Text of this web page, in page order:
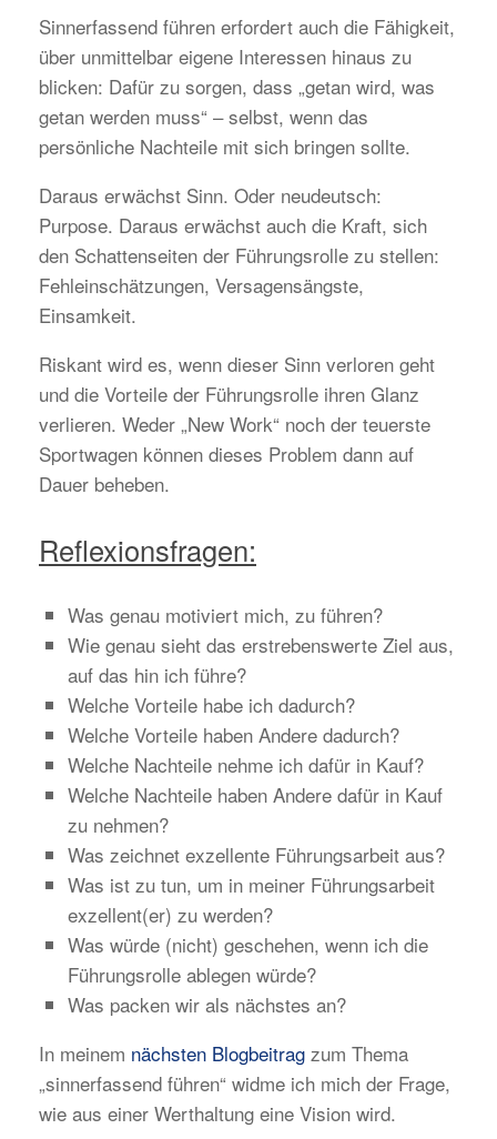
Sinnerfassend führen erfordert auch die Fähigkeit,
über unmittelbar eigene Interessen hinaus zu
blicken: Dafür zu sorgen, dass „getan wird, was
getan werden muss“ – selbst, wenn das
persönliche Nachteile mit sich bringen sollte.
Daraus erwächst Sinn. Oder neudeutsch:
Purpose. Daraus erwächst auch die Kraft, sich
den Schattenseiten der Führungsrolle zu stellen:
Fehleinschätzungen, Versagensängste,
Einsamkeit.
Riskant wird es, wenn dieser Sinn verloren geht
und die Vorteile der Führungsrolle ihren Glanz
verlieren. Weder „New Work“ noch der teuerste
Sportwagen können dieses Problem dann auf
Dauer beheben.
Reflexionsfragen:
Was genau motiviert mich, zu führen?
Wie genau sieht das erstrebenswerte Ziel aus,
auf das hin ich führe?
Welche Vorteile habe ich dadurch?
Welche Vorteile haben Andere dadurch?
Welche Nachteile nehme ich dafür in Kauf?
Welche Nachteile haben Andere dafür in Kauf
zu nehmen?
Was zeichnet exzellente Führungsarbeit aus?
Was ist zu tun, um in meiner Führungsarbeit
exzellent(er) zu werden?
Was würde (nicht) geschehen, wenn ich die
Führungsrolle ablegen würde?
Was packen wir als nächstes an?
In meinem nächsten Blogbeitrag zum Thema
„sinnerfassend führen“ widme ich mich der Frage,
wie aus einer Werthaltung eine Vision wird.